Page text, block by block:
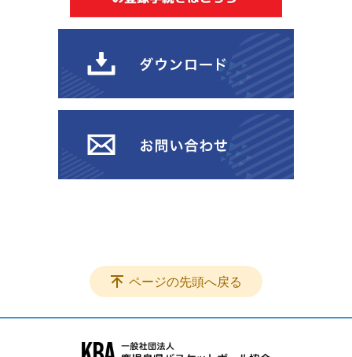
ページの先頭へ戻る